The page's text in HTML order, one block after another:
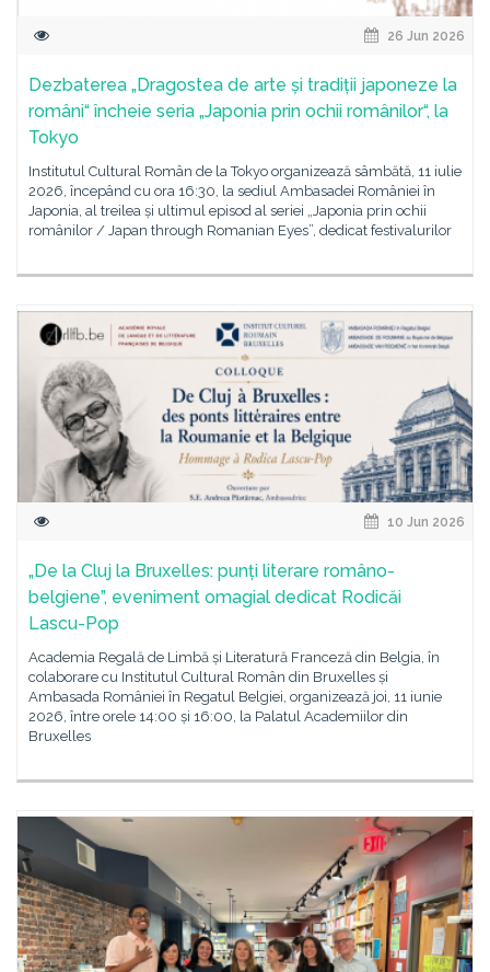
26 Jun 2026
Dezbaterea „Dragostea de arte și tradiții japoneze la
români“ încheie seria „Japonia prin ochii românilor“, la
Tokyo
Institutul Cultural Român de la Tokyo organizează sâmbătă, 11 iulie
2026, începând cu ora 16:30, la sediul Ambasadei României în
Japonia, al treilea și ultimul episod al seriei „Japonia prin ochii
românilor / Japan through Romanian Eyes”, dedicat festivalurilor
10 Jun 2026
„De la Cluj la Bruxelles: punți literare româno-
belgiene”, eveniment omagial dedicat Rodicăi
Lascu-Pop
Academia Regală de Limbă și Literatură Franceză din Belgia, în
colaborare cu Institutul Cultural Român din Bruxelles și
Ambasada României în Regatul Belgiei, organizează joi, 11 iunie
2026, între orele 14:00 și 16:00, la Palatul Academiilor din
Bruxelles